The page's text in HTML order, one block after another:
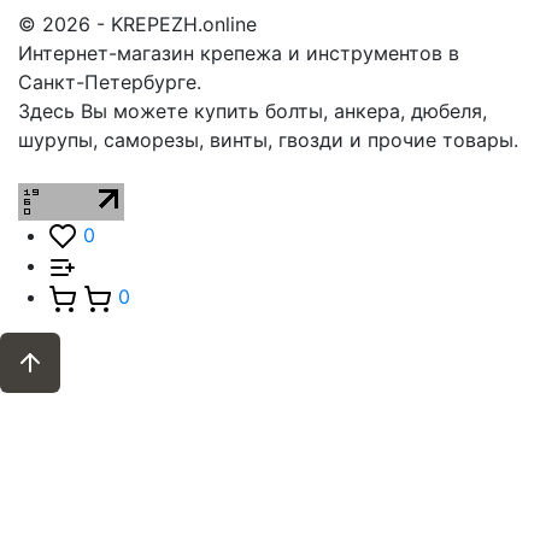
© 2026 - KREPEZH.online
Интернет-магазин крепежа и инструментов в
Санкт-Петербурге.
Здесь Вы можете купить болты, анкера, дюбеля,
шурупы, саморезы, винты, гвозди и прочие товары.
0
0